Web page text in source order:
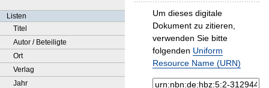
Listen
Titel
Autor / Beteiligte
Ort
Verlag
Jahr
Um dieses digitale
Dokument zu zitieren,
verwenden Sie bitte
folgenden Uniform
Resource Name (URN)